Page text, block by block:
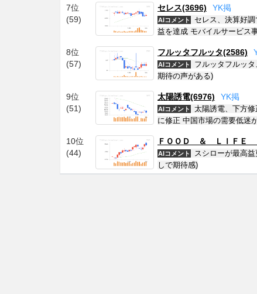
7位
(59)
セレス(3696) YK掲
AIコメント
セレス、決算好
益を達成 モバイルサービス
8位
(57)
フルッタフルッタ(2586)
AIコメント
フルッタフルッ
期待の声がある)
9位
(51)
太陽誘電(6976) YK掲
AIコメント
太陽誘電、下方
に修正 中国市場の需要低迷
10位
(44)
ＦＯＯＤ ＆ ＬＩＦＥ
AIコメント
スシローが最高
しで期待感)